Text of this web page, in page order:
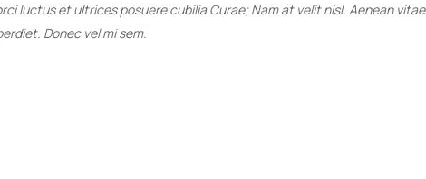
luctus et ultrices posuere cubilia Curae; Nam at velit nisl. Aenean vitae
Donec vel mi sem.